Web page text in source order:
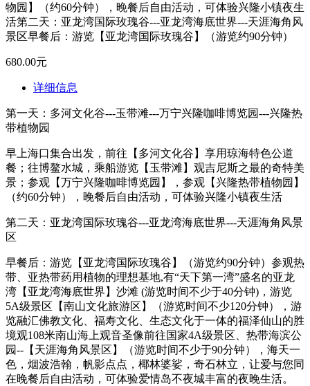
物园】（约60分钟），晚餐后自由活动，可体验兴隆小镇夜生
活第二天：亚龙湾国际玫瑰谷---亚龙湾海底世界---天涯海角风
景区早餐后：游览【亚龙湾国际玫瑰谷】（游览约90分钟）
680.00元
详细信息
第一天：多河文化谷---玉带滩---万宁兴隆咖啡博览园---兴隆热
带植物园
早上海口集合出发，前往【多河文化谷】享用琼海特色公道
餐；往博鳌水城，乘船游览【玉带滩】观吉尼斯之最的奇特美
景；参观【万宁兴隆咖啡博览园】，参观【兴隆热带植物园】
（约60分钟），晚餐后自由活动，可体验兴隆小镇夜生活
第二天：亚龙湾国际玫瑰谷---亚龙湾海底世界---天涯海角风景
区
早餐后：游览【亚龙湾国际玫瑰谷】（游览约90分钟）参观热
带、亚热带药用植物的理想基地,有“天下第一湾”盛名的亚龙
湾【亚龙湾海底世界】沙滩 (游览时间不少于40分钟)，游览
5A级景区【南山文化旅游区】（游览时间不少120分钟），游
览融汇佛教文化、福寿文化、生态文化于一体的福泽仙山的胜
境观108米南山海上观音圣像前往国家4A级景区、热带海滨公
园--【天涯海角风景区】（游览时间不少于90分钟），海天一
色，烟波浩翰，帆影点点，椰林婆娑，奇石林立，让爱与您同
在晚餐后自由活动，可体验爱情岛不夜城丰富的夜晚生活。